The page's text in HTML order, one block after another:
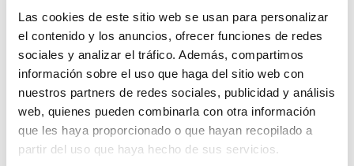
Las cookies de este sitio web se usan para personalizar
el contenido y los anuncios, ofrecer funciones de redes
sociales y analizar el tráfico. Además, compartimos
información sobre el uso que haga del sitio web con
nuestros partners de redes sociales, publicidad y análisis
web, quienes pueden combinarla con otra información
que les haya proporcionado o que hayan recopilado a
partir del uso que haya hecho de sus servicios.
- Punto de inflamación: 10ºC
- ADR: 3 FTC II UN 3286
- IMDG: 3 II UN 3286
- IATA/ICAO: 3 II UN 3286
- Palabra de advertencia-GHS: Peligro
- Frases H-GHS : H225 - H301+H311+H331 - H314 - H360D -
H370 - H373
- Frases P-GHS: P210 - P301+P310 - P303+P361+P353 -
P305+P351+P338 - P370+P378 - P405 - P501a
- Partida arancelaria: 3822 00 00 00
- Aspecto: Amarillento
Ver más
Documentación técnica
TDS / Ficha técnica
Regístrate para
COA